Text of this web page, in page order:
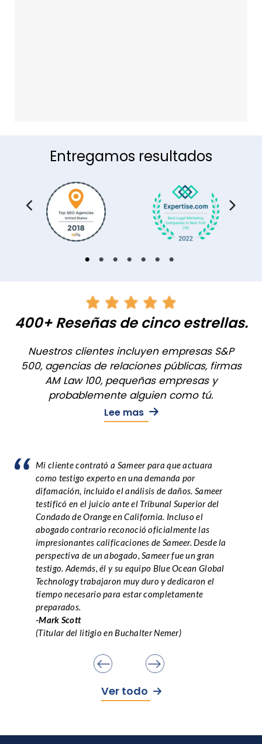
Entregamos resultados
400+ Reseñas de cinco estrellas.
Nuestros clientes incluyen empresas S&P
500, agencias de relaciones públicas, firmas
AM Law 100, pequeñas empresas y
probablemente alguien como tú.
Lee mas
Mi cliente contrató a Sameer para que actuara
como testigo experto en una demanda por
difamación, incluido el análisis de daños. Sameer
testificó en el juicio ante el Tribunal Superior del
Condado de Orange en California. Incluso el
abogado contrario reconoció oficialmente las
impresionantes calificaciones de Sameer. Desde la
perspectiva de un abogado, Sameer fue un gran
testigo. Además, él y su equipo Blue Ocean Global
Technology trabajaron muy duro y dedicaron el
tiempo necesario para estar completamente
preparados.
-Mark Scott
(Titular del litigio en Buchalter Nemer)
Ver todo